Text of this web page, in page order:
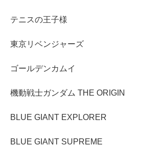
テニスの王子様
東京リベンジャーズ
ゴールデンカムイ
機動戦士ガンダム THE ORIGIN
BLUE GIANT EXPLORER
BLUE GIANT SUPREME